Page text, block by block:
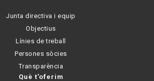
Junta directiva i equip
Objectius
Línies de treball
Persones sòcies
Transparència
Què t'oferim